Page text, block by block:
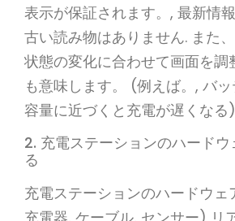
表示が保証されます。, 最新情
古い読み物はありません. また
状態の変化に合わせて画面を調
も意味します。 (例えば。, バ
容量に近づくと充電が遅くなる
2. 充電ステーションのハード
る
充電ステーションのハードウェ